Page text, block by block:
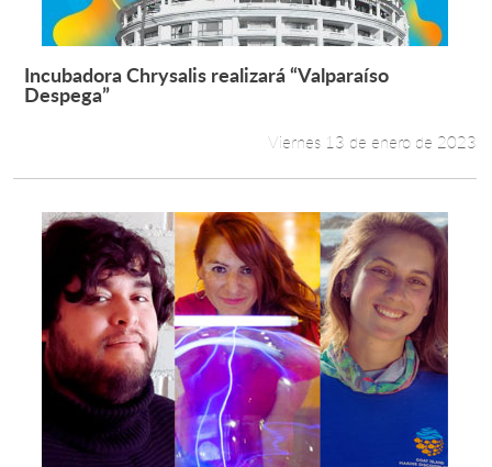
Leer más +
Incubadora Chrysalis realizará “Valparaíso
Despega”
Viernes 13 de enero de 2023